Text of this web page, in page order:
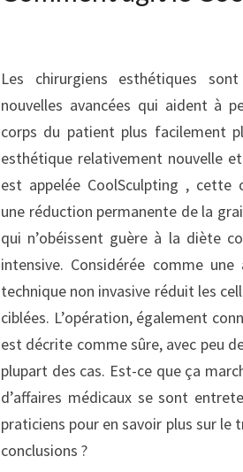
Les chirurgiens esthétiques
nouvelles avancées qui aident à
corps du patient plus facilement
esthétique relativement nouvelle
est appelée CoolSculpting ,
une réduction permanente de la
qui n’obéissent guère à la diète
intensive. Considérée comme
technique non invasive réduit les
ciblées. L’opération, également
est décrite comme sûre, avec peu
plupart des cas. Est-ce que ça
d’affaires médicaux se sont
praticiens pour en savoir plus sur
conclusions ?